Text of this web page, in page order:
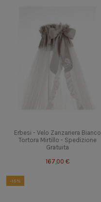
Erbesi - Velo Zanzariera Bianco
Tortora Mirtillo - Spedizione
Gratuita
167,00 €
-15%